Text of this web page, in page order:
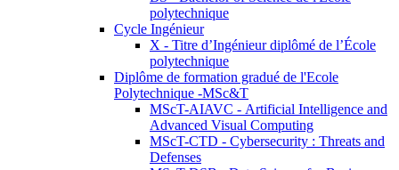
polytechnique
Cycle Ingénieur
X - Titre d’Ingénieur diplômé de l’École
polytechnique
Diplôme de formation gradué de l'Ecole
Polytechnique -MSc&T
MScT-AIAVC - Artificial Intelligence and
Advanced Visual Computing
MScT-CTD - Cybersecurity : Threats and
Defenses